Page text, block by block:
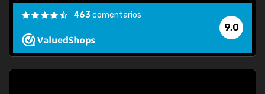
9,0
463comentarios